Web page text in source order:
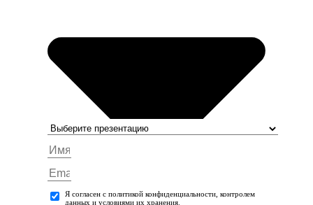
Я согласен с политикой конфиденциальности, контролем
данных и условиями их хранения.